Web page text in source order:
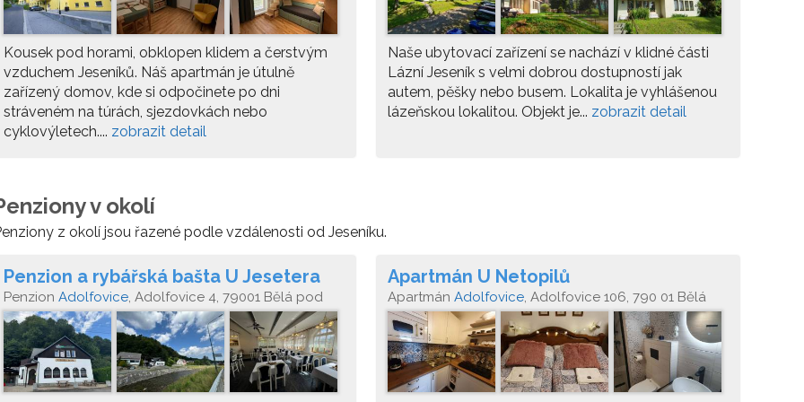
Kousek pod horami, obklopen klidem a čerstvým
vzduchem Jeseníků. Náš apartmán je útulně
zařízený domov, kde si odpočinete po dni
stráveném na túrách, sjezdovkách nebo
cyklovýletech.... zobrazit detail
Naše ubytovací zařízení se nachází v klidné části
Lázní Jeseník s velmi dobrou dostupností jak
autem, pěšky nebo busem. Lokalita je vyhlášenou
lázeňskou lokalitou. Objekt je... zobrazit detail
v okolí
z okolí jsou řazené podle vzdálenosti od Jeseníku.
Penzion a rybářská bašta U Jesetera
Penzion Adolfovice, Adolfovice 4, 79001 Bělá pod
Pradědem
Apartmán U Netopilů
Apartmán Adolfovice, Adolfovice 106, 790 01 Bělá
pod Pradědem